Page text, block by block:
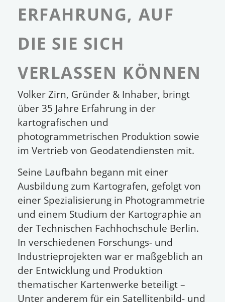
ERFAHRUNG, AUF
DIE SIE SICH
VERLASSEN KÖNNEN
Volker Zirn, Gründer & Inhaber, bringt
über 35 Jahre Erfahrung in der
kartografischen und
photogrammetrischen Produktion sowie
im Vertrieb von Geodatendiensten mit.
Seine Laufbahn begann mit einer
Ausbildung zum Kartografen, gefolgt von
einer Spezialisierung in Photogrammetrie
und einem Studium der Kartographie an
der Technischen Fachhochschule Berlin.
In verschiedenen Forschungs- und
Industrieprojekten war er maßgeblich an
der Entwicklung und Produktion
thematischer Kartenwerke beteiligt –
Unter anderem für ein Satellitenbild- und